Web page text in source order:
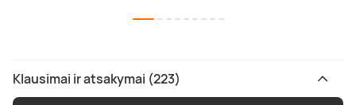
Klausimai ir atsakymai (223)